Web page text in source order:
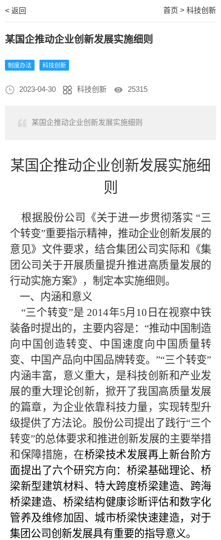
< 返回 首页 > 科技创新
某国企推动企业创新发展实施细则
制度办法 科技创新
2023-04-30 科技创新 25315
某国企推动企业创新发展实施细则
某国企推动企业创新发展实施细
则
根据股份公司 《关于进一步贯彻落实 “三
个转变”重要指示精神，推动企业创新发展的
意见》文件要求，结合集团公司实际和《集
团公司 关于开展质量提升推进高质量发展的
行动实施方案》，制定本实施细则。
一、内涵和意义
“三个转变”是 2014年5月10日在视察中铁
装备时提出的，主要内容是：“推动中国制造
向中国创造转变、中国速度向中国质量转
变、中国产品向中国品牌转变。”“三个转变”
内涵丰富，意义重大，是科技创新和产业发
展的重大理论创新，掀开了我国高质量发展
的篇章，为企业依靠科技力量，实现转型升
级提供了方法论。 股份公司提出了践行“三个
转变”的总体要求和推进创新发展的主要举措
和保障措施，在桥梁技术发展再上新台阶方
面提出了六个研究方向：桥梁基础理论、桥
梁新型建筑材料、特大跨度桥梁建造、跨海
桥梁建造、桥梁结构健康诊断评估和数字化
管养及维修加固、城市桥梁快速建造，对于
集团公司创新发展具有重要的指导意义。